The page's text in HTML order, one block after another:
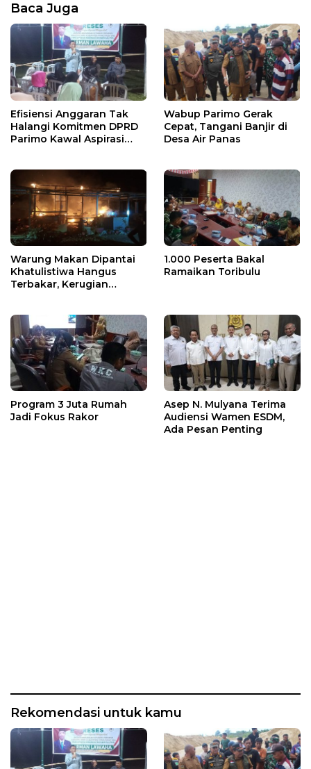
Baca Juga
Efisiensi Anggaran Tak
Halangi Komitmen DPRD
Parimo Kawal Aspirasi
Wabup Parimo Gerak
Cepat, Tangani Banjir di
Desa Air Panas
Warung Makan Dipantai
Khatulistiwa Hangus
Terbakar, Kerugian
1.000 Peserta Bakal
Ramaikan Toribulu
Program 3 Juta Rumah
Jadi Fokus Rakor
Asep N. Mulyana Terima
Audiensi Wamen ESDM,
Ada Pesan Penting
Rekomendasi untuk kamu